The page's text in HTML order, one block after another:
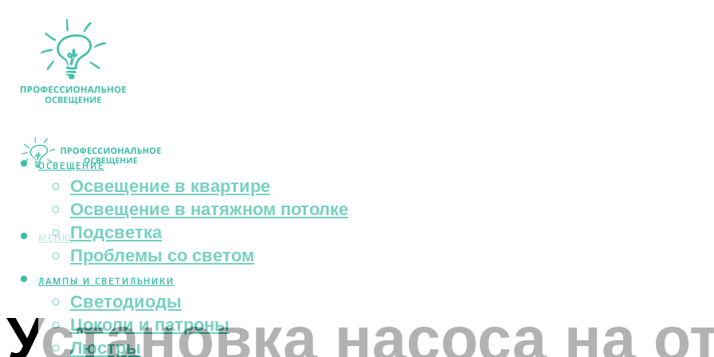
ОСВЕЩЕНИЕ
Освещение в квартире
Освещение в натяжном потолке
Подсветка
Проблемы со светом
ЛАМПЫ И СВЕТИЛЬНИКИ
Светодиоды
Цоколи и патроны
Люстры
МЕНЮ
Установка насоса на